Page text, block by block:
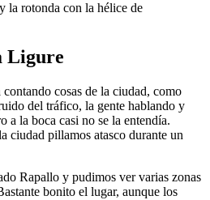
la rotonda con la hélice de
Ligure
cosas de la ciudad, como
del tráfico, la gente hablando y
a la boca casi no se la entendía.
ciudad pillamos atasco durante un
Rapallo y pudimos ver varias zonas
bonito el lugar, aunque los